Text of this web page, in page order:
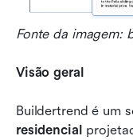
Fonte da imagem:
Visão geral
Buildertrend é um
residencial